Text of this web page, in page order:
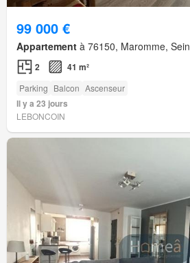
99 000 €
Appartement à 76150, Maromme,
2 41 m²
Parking Balcon Ascenseur
Il y a 23 jours
LEBONCOIN